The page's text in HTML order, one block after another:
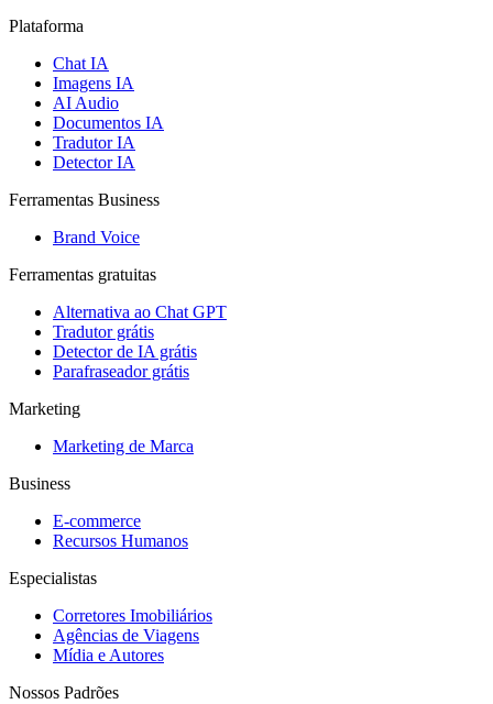
Plataforma
Chat IA
Imagens IA
AI Audio
Documentos IA
Tradutor IA
Detector IA
Ferramentas Business
Brand Voice
Ferramentas gratuitas
Alternativa ao Chat GPT
Tradutor grátis
Detector de IA grátis
Parafraseador grátis
Marketing
Marketing de Marca
Business
E-commerce
Recursos Humanos
Especialistas
Corretores Imobiliários
Agências de Viagens
Mídia e Autores
Nossos Padrões